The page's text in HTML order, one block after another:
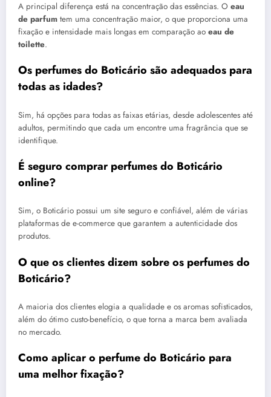
A principal diferença está na concentração das essências. O eau
de parfum tem uma concentração maior, o que proporciona uma
fixação e intensidade mais longas em comparação ao eau de
toilette.
Os perfumes do Boticário são adequados para
todas as idades?
Sim, há opções para todas as faixas etárias, desde adolescentes até
adultos, permitindo que cada um encontre uma fragrância que se
identifique.
É seguro comprar perfumes do Boticário
online?
Sim, o Boticário possui um site seguro e confiável, além de várias
plataformas de e-commerce que garantem a autenticidade dos
produtos.
O que os clientes dizem sobre os perfumes do
Boticário?
A maioria dos clientes elogia a qualidade e os aromas sofisticados,
além do ótimo custo-benefício, o que torna a marca bem avaliada
no mercado.
Como aplicar o perfume do Boticário para
uma melhor fixação?